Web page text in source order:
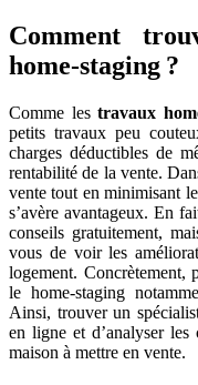
Comment
home-staging ?
Comme lestravaux
petits travaux peu
charges déductibles de
rentabilité de la vente.
vente tout en minimisant
s’avère avantageux. En
conseils gratuitement,
vous de voir les
logement. Concrètement,
le home-staging
Ainsi, trouver un
en ligne et d’analyser les
maison à mettre en vente.